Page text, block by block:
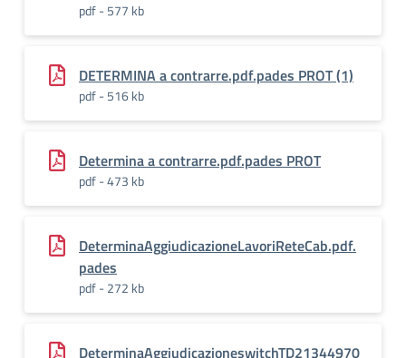
pdf - 577 kb
DETERMINA a contrarre.pdf.pades PROT (1)
pdf - 516 kb
Determina a contrarre.pdf.pades PROT
pdf - 473 kb
DeterminaAggiudicazioneLavoriReteCab.pdf.
pades
pdf - 272 kb
DeterminaAggiudicazioneswitchTD21344970